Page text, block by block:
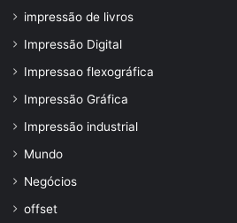
impressão de livros
Impressão Digital
Impressao flexográfica
Impressão Gráfica
Impressão industrial
Mundo
Negócios
offset